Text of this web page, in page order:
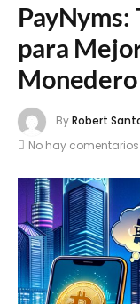
PayNyms:
para
ByRobert
No hay comentarios